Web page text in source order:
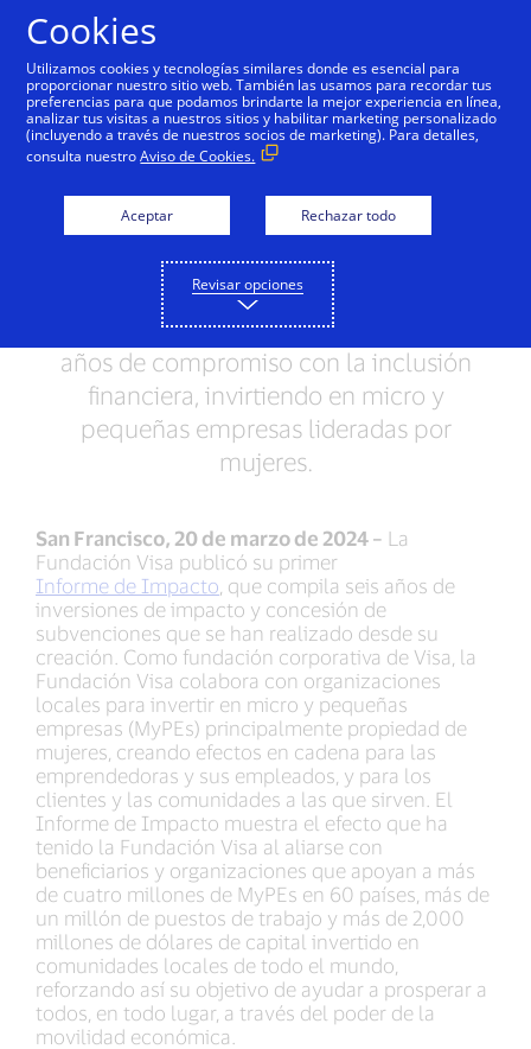
La Fundación Visa ayuda
a prosperar a más de
cuatro millones de
MyPEs
La Fundación Visa publica su primer
Informe de Impacto, el cual captura seis
años de compromiso con la inclusión
financiera, invirtiendo en micro y
pequeñas empresas lideradas por
mujeres.
San Francisco, 20 de marzo de 2024 – La
Fundación Visa publicó su primer
Informe de Impacto , que compila seis años de
inversiones de impacto y concesión de
subvenciones que se han realizado desde su
creación. Como fundación corporativa de Visa, la
Fundación Visa colabora con organizaciones
locales para invertir en micro y pequeñas
empresas (MyPEs) principalmente propiedad de
mujeres, creando efectos en cadena para las
emprendedoras y sus empleados, y para los
clientes y las comunidades a las que sirven. El
Informe de Impacto muestra el efecto que ha
tenido la Fundación Visa al aliarse con
beneficiarios y organizaciones que apoyan a más
de cuatro millones de MyPEs en 60 países, más de
un millón de puestos de trabajo y más de 2,000
millones de dólares de capital invertido en
comunidades locales de todo el mundo,
reforzando así su objetivo de ayudar a prosperar a
todos, en todo lugar, a través del poder de la
movilidad económica.
Cookies
Utilizamos cookies y tecnologías similares donde es esencial para
proporcionar nuestro sitio web. También las usamos para recordar tus
preferencias para que podamos brindarte la mejor experiencia en línea,
analizar tus visitas a nuestros sitios y habilitar marketing personalizado
(incluyendo a través de nuestros socios de marketing). Para detalles,
consulta nuestroAviso de Cookies.
Aceptar Rechazar todo
Revisar opciones